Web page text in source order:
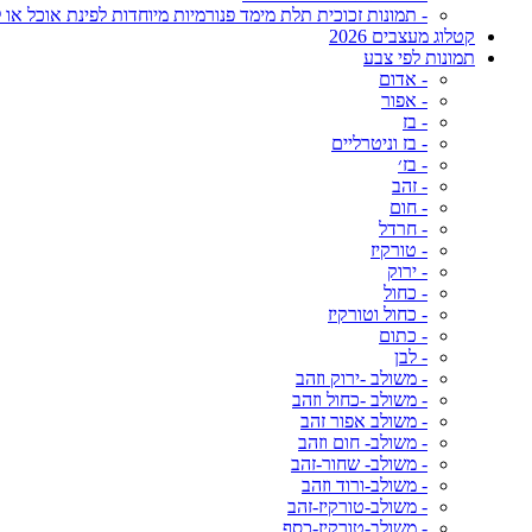
- תמונות זכוכית תלת מימד פנורמיות מיוחדות לפינת אוכל או
קטלוג מעצבים 2026
תמונות לפי צבע
- אדום
- אפור
- בז
- בז וניטרליים
- בז׳
- זהב
- חום
- חרדל
- טורקיז
- ירוק
- כחול
- כחול וטורקיז
- כתום
- לבן
- משולב -ירוק וזהב
- משולב -כחול וזהב
- משולב אפור זהב
- משולב- חום וזהב
- משולב- שחור-זהב
- משולב-ורוד וזהב
- משולב-טורקיז-זהב
- משולב-טורקיז-כסף